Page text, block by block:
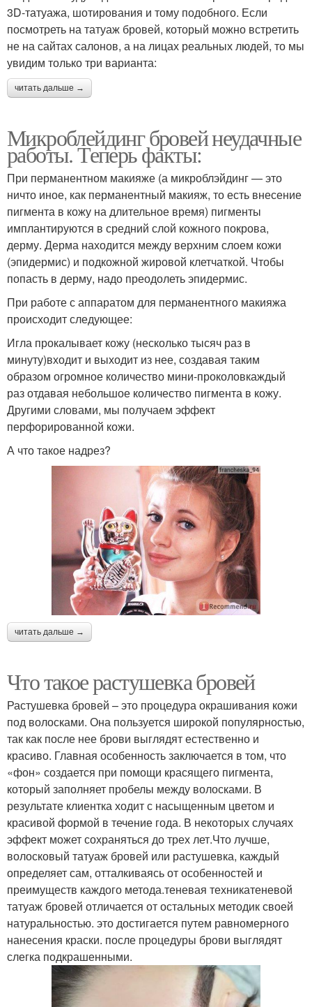
3D-татуажа, шотирования и тому подобного. Если
посмотреть на татуаж бровей, который можно встретить
не на сайтах салонов, а на лицах реальных людей, то мы
увидим только три варианта:
читать дальше →
Микроблейдинг бровей неудачные
работы. Теперь факты:
При перманентном макияже (а микроблэйдинг — это
ничто иное, как перманентный макияж, то есть внесение
пигмента в кожу на длительное время) пигменты
имплантируются в средний слой кожного покрова,
дерму. Дерма находится между верхним слоем кожи
(эпидермис) и подкожной жировой клетчаткой. Чтобы
попасть в дерму, надо преодолеть эпидермис.
При работе с аппаратом для перманентного макияжа
происходит следующее:
Игла прокалывает кожу (несколько тысяч раз в
минуту)входит и выходит из нее, создавая таким
образом огромное количество мини-проколовкаждый
раз отдавая небольшое количество пигмента в кожу.
Другими словами, мы получаем эффект
перфорированной кожи.
А что такое надрез?
читать дальше →
Что такое растушевка бровей
Растушевка бровей – это процедура окрашивания кожи
под волосками. Она пользуется широкой популярностью,
так как после нее брови выглядят естественно и
красиво. Главная особенность заключается в том, что
«фон» создается при помощи красящего пигмента,
который заполняет пробелы между волосками. В
результате клиентка ходит с насыщенным цветом и
красивой формой в течение года. В некоторых случаях
эффект может сохраняться до трех лет.Что лучше,
волосковый татуаж бровей или растушевка, каждый
определяет сам, отталкиваясь от особенностей и
преимуществ каждого метода.теневая техникатеневой
татуаж бровей отличается от остальных методик своей
натуральностью. это достигается путем равномерного
нанесения краски. после процедуры брови выглядят
слегка подкрашенными.